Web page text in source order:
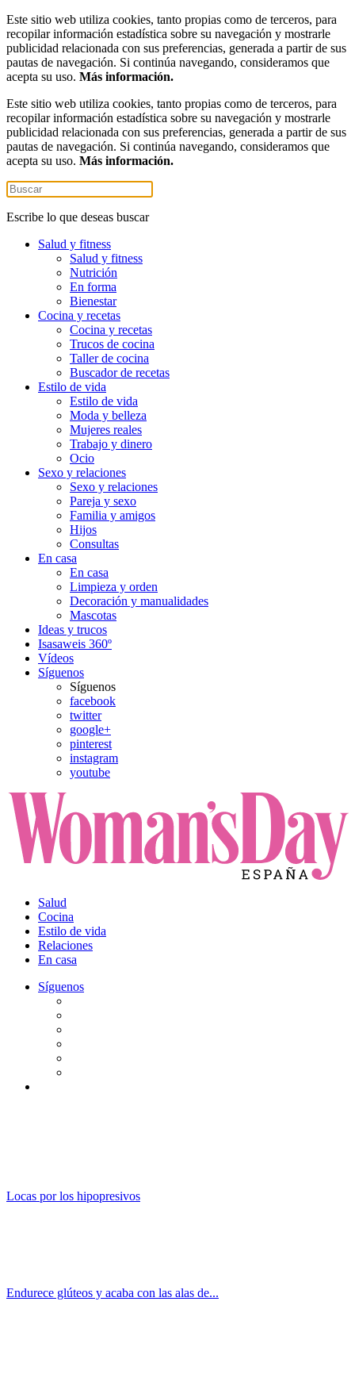
Este sitio web utiliza cookies, tanto propias como de terceros, para
recopilar información estadística sobre su navegación y mostrarle
publicidad relacionada con sus preferencias, generada a partir de sus
pautas de navegación. Si continúa navegando, consideramos que
acepta su uso. Más información.
Este sitio web utiliza cookies, tanto propias como de terceros, para
recopilar información estadística sobre su navegación y mostrarle
publicidad relacionada con sus preferencias, generada a partir de sus
pautas de navegación. Si continúa navegando, consideramos que
acepta su uso. Más información.
Escribe lo que deseas buscar
Salud y fitness
Salud y fitness
Nutrición
En forma
Bienestar
Cocina y recetas
Cocina y recetas
Trucos de cocina
Taller de cocina
Buscador de recetas
Estilo de vida
Estilo de vida
Moda y belleza
Mujeres reales
Trabajo y dinero
Ocio
Sexo y relaciones
Sexo y relaciones
Pareja y sexo
Familia y amigos
Hijos
Consultas
En casa
En casa
Limpieza y orden
Decoración y manualidades
Mascotas
Ideas y trucos
Isasaweis 360º
Vídeos
Síguenos
Síguenos
facebook
twitter
google+
pinterest
instagram
youtube
Salud
Cocina
Estilo de vida
Relaciones
En casa
Síguenos
Locas por los hipopresivos
Endurece glúteos y acaba con las alas de...